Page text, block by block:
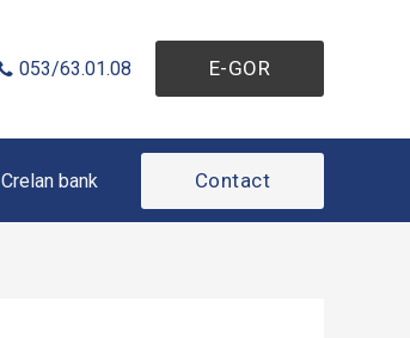
053/63.01.08 E-GOR
Crelan bank Contact